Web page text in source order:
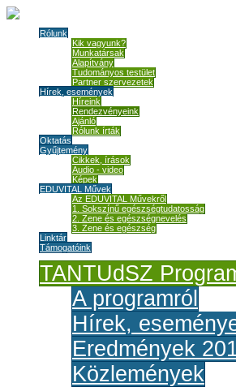
Rólunk
Kik vagyunk?
Munkatársak
Alapítvány
Tudományos testület
Partner szervezetek
Hírek, események
Híreink
Rendezvényeink
Ajánló
Rólunk írták
Oktatás
Gyűjtemény
Cikkek, írások
Audio - video
Képek
EDUVITAL Művek
Az EDUVITAL Művekről
1. Sokszínű egészségtudatosság
2. Zene és egészségnevelés
3. Zene és egészség
Linktár
Támogatóink
TANTUdSZ
A programról
Hírek,
Eredmények
Közlemények